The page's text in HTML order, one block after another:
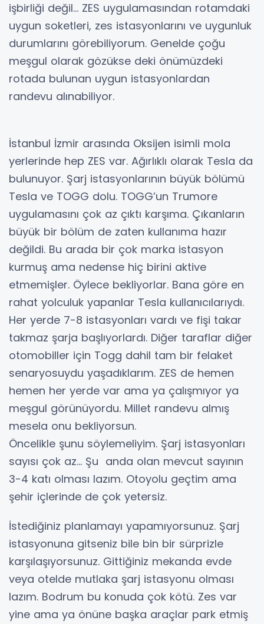
işbirliği değil… ZES uygulamasından rotamdaki
uygun soketleri, zes istasyonlarını ve uygunluk
durumlarını görebiliyorum. Genelde çoğu
meşgul olarak gözükse deki önümüzdeki
rotada bulunan uygun istasyonlardan
randevu alınabiliyor.
İstanbul İzmir arasında Oksijen isimli mola
yerlerinde hep ZES var. Ağırlıklı olarak Tesla da
bulunuyor. Şarj istasyonlarının büyük bölümü
Tesla ve TOGG dolu. TOGG’un Trumore
uygulamasını çok az çıktı karşıma. Çıkanların
büyük bir bölüm de zaten kullanıma hazır
değildi. Bu arada bir çok marka istasyon
kurmuş ama nedense hiç birini aktive
etmemişler. Öylece bekliyorlar. Bana göre en
rahat yolculuk yapanlar Tesla kullanıcılarıydı.
Her yerde 7-8 istasyonları vardı ve fişi takar
takmaz şarja başlıyorlardı. Diğer taraflar diğer
otomobiller için Togg dahil tam bir felaket
senaryosuydu yaşadıklarım. ZES de hemen
hemen her yerde var ama ya çalışmıyor ya
meşgul görünüyordu. Millet randevu almış
mesela onu bekliyorsun.
Öncelikle şunu söylemeliyim. Şarj istasyonları
sayısı çok az… Şu anda olan mevcut sayının
3-4 katı olması lazım. Otoyolu geçtim ama
şehir içlerinde de çok yetersiz.
İstediğiniz planlamayı yapamıyorsunuz. Şarj
istasyonuna gitseniz bile bin bir sürprizle
karşılaşıyorsunuz. Gittiğiniz mekanda evde
veya otelde mutlaka şarj istasyonu olması
lazım. Bodrum bu konuda çok kötü. Zes var
yine ama ya önüne başka araçlar park etmiş